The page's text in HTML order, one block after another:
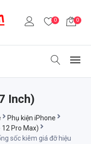
0 0
Inch)
Phụ kiện iPhone
12 Pro Max)
sốc kiêm giá đỡ hiệu